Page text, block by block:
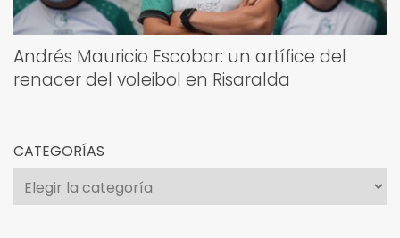
Andrés Mauricio Escobar: un artífice del
renacer del voleibol en Risaralda
CATEGORÍAS
Categorías